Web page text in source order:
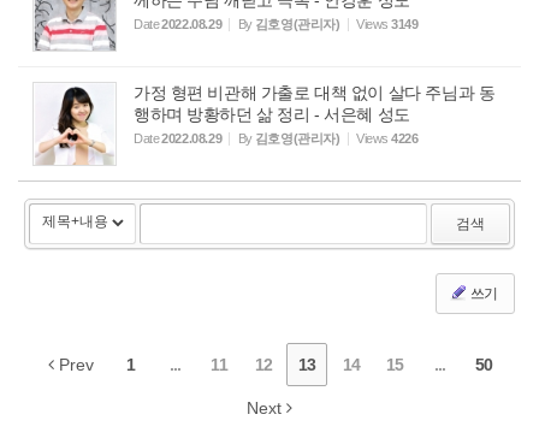
Date2022.08.29 By 김호영(관리자) Views 3149
가정 형편 비관해 가출로 대책 없이 살다 주님과 동
행하며 방황하던 삶 정리 - 서은혜 성도
Date2022.08.29 By 김호영(관리자) Views 4226
검색
쓰기
Prev 1 ... 11 12 13 14 15 ... 50
Next